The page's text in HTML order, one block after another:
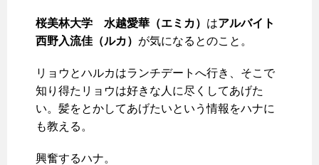
桜美林大学 水越愛華（エミカ） はアルバイト
西野入流佳（ルカ） が気になるとのこと。
リョウとハルカはランチデートへ行き、そこで
知り得たリョウは好きな人に尽くしてあげた
い。髪をとかしてあげたいという情報をハナに
も教える。
興奮するハナ。